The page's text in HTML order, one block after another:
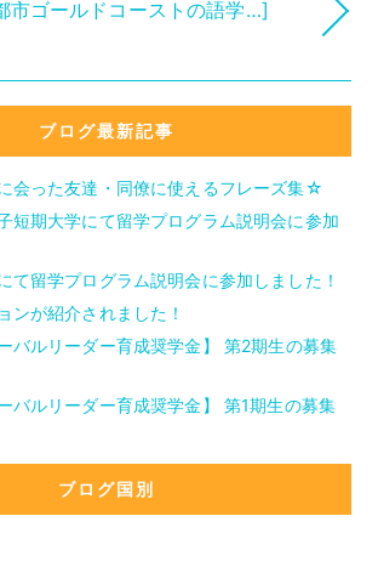
市ゴールドコーストの語学…]
ブログ最新記事
会った友達・同僚に使えるフレーズ集☆
短期大学にて留学プログラム説明会に参加
て留学プログラム説明会に参加しました！
ンが紹介されました！
バルリーダー育成奨学金】 第2期生の募集
バルリーダー育成奨学金】 第1期生の募集
ブログ国別